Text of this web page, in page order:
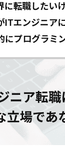
に転職したい
ITエンジニア
にプログラミ
ニア転職
立場であ